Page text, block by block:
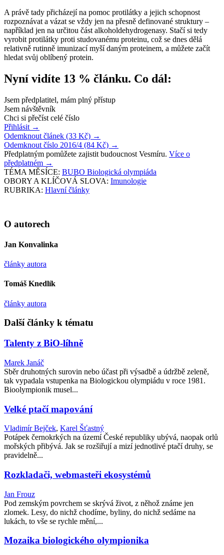
A právě tady přicházejí na pomoc protilátky a jejich schopnost
rozpoznávat a vázat se vždy jen na přesně definované struktury –
například jen na určitou část alkoholdehydrogenasy. Stačí si tedy
vyrobit protilátky proti studovanému proteinu, což se dnes dělá
relativně rutinně imunizací myší daným proteinem, a můžete začít
hledat svůj oblíbený protein.
Nyní vidíte 13 % článku. Co dál:
Jsem předplatitel, mám plný přístup
Jsem návštěvník
Chci si přečíst celé číslo
Přihlásit →
Odemknout článek (33 Kč) →
Odemknout číslo 2016/4 (84 Kč) →
Předplatným pomůžete zajistit budoucnost Vesmíru. Více o
předplatném →
TÉMA MĚSÍCE: BUBO Biologická olympiáda
OBORY A KLÍČOVÁ SLOVA: Imunologie
RUBRIKA: Hlavní články
O autorech
Jan Konvalinka
články autora
Tomáš Knedlík
články autora
Další články k tématu
Talenty z BiO-líhně
Marek Janáč
Sběr druhotných surovin nebo účast při výsadbě a údržbě zeleně,
tak vypadala vstupenka na Biologickou olympiádu v roce 1981.
Bioolympionik musel...
Velké ptačí mapování
Vladimír Bejček, Karel Šťastný
Potápek černokrkých na území České republiky ubývá, naopak orlů
mořských přibývá. Jak se rozšiřují a mizí jednotlivé ptačí druhy, se
pravidelně...
Rozkladači, webmasteři ekosystémů
Jan Frouz
Pod zemským povrchem se skrývá život, z něhož známe jen
zlomek. Lesy, do nichž chodíme, byliny, do nichž sedáme na
lukách, to vše se rychle mění,...
Mozaika biologického olympionika